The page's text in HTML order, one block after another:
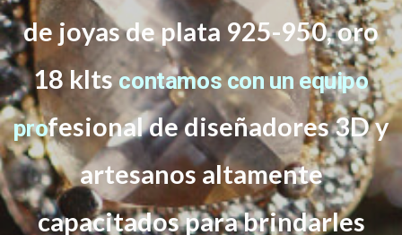
de joyas de plata 925-950, oro
18 kltscontamos con un equipo
profesional de diseñadores 3D y
artesanos altamente
capacitadospara brindarles